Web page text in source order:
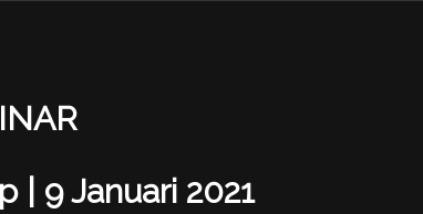
| 9 Januari 2021